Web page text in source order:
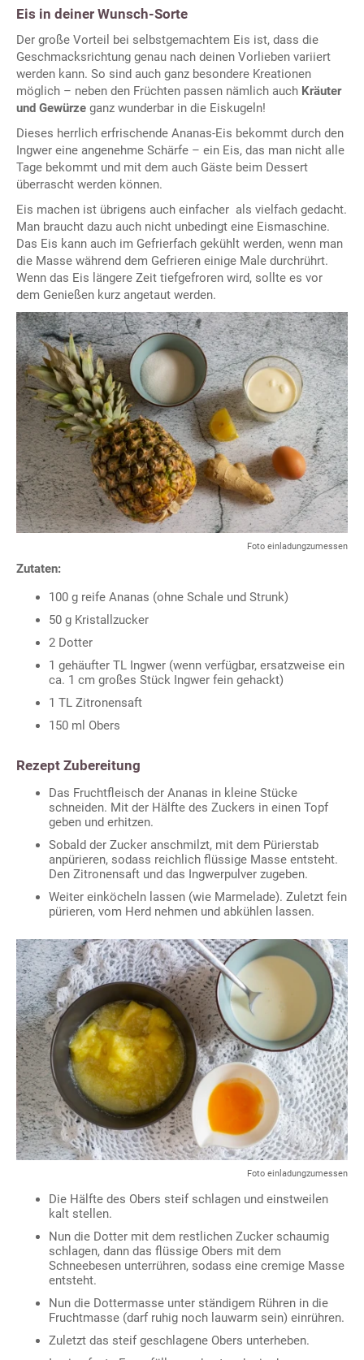
Eis in deiner Wunsch-Sorte
Der große Vorteil bei selbstgemachtem Eis ist, dass die
Geschmacksrichtung genau nach deinen Vorlieben variiert
werden kann. So sind auch ganz besondere Kreationen
möglich – neben den Früchten passen nämlich auch Kräuter
und Gewürze ganz wunderbar in die Eiskugeln!
Dieses herrlich erfrischende Ananas-Eis bekommt durch den
Ingwer eine angenehme Schärfe – ein Eis, das man nicht alle
Tage bekommt und mit dem auch Gäste beim Dessert
überrascht werden können.
Eis machen ist übrigens auch einfacher als vielfach gedacht.
Man braucht dazu auch nicht unbedingt eine Eismaschine.
Das Eis kann auch im Gefrierfach gekühlt werden, wenn man
die Masse während dem Gefrieren einige Male durchrührt.
Wenn das Eis längere Zeit tiefgefroren wird, sollte es vor
dem Genießen kurz angetaut werden.
Foto einladungzumessen
Zutaten:
100 g reife Ananas (ohne Schale und Strunk)
50 g Kristallzucker
2 Dotter
1 gehäufter TL Ingwer (wenn verfügbar, ersatzweise ein
ca. 1 cm großes Stück Ingwer fein gehackt)
1 TL Zitronensaft
150 ml Obers
Rezept Zubereitung
Das Fruchtfleisch der Ananas in kleine Stücke
schneiden. Mit der Hälfte des Zuckers in einen Topf
geben und erhitzen.
Sobald der Zucker anschmilzt, mit dem Pürierstab
anpürieren, sodass reichlich flüssige Masse entsteht.
Den Zitronensaft und das Ingwerpulver zugeben.
Weiter einköcheln lassen (wie Marmelade). Zuletzt fein
pürieren, vom Herd nehmen und abkühlen lassen.
Foto einladungzumessen
Die Hälfte des Obers steif schlagen und einstweilen
kalt stellen.
Nun die Dotter mit dem restlichen Zucker schaumig
schlagen, dann das flüssige Obers mit dem
Schneebesen unterrühren, sodass eine cremige Masse
entsteht.
Nun die Dottermasse unter ständigem Rühren in die
Fruchtmasse (darf ruhig noch lauwarm sein) einrühren.
Zuletzt das steif geschlagene Obers unterheben.